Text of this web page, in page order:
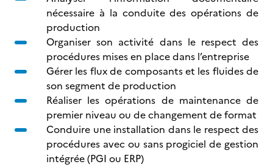
nécessaire à la conduite des opérations de
production
Organiser son activité dans le respect des
procédures mises en place dans l’entreprise
Gérer les flux de composants et les fluides de
son segment de production
Réaliser les opérations de maintenance de
premier niveau ou de changement de format
Conduire une installation dans le respect des
procédures avec ou sans progiciel de gestion
intégrée (PGI ou ERP)